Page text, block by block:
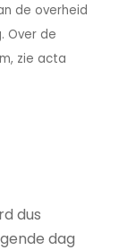
de overheid
Over de
zie acta
dus
dag